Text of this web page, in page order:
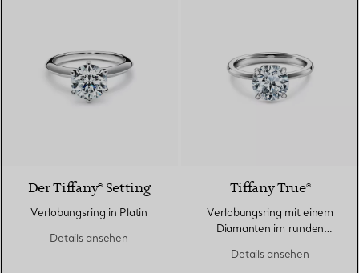
Der Tiffany® Setting
Verlobungsring in Platin
Details ansehen
Tiffany True®
Verlobungsring mit einem
Diamanten im runden
Platin-Diamantring
Details ansehen